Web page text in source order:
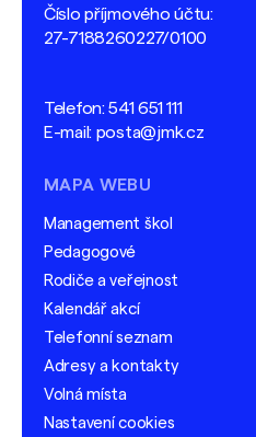
Číslo příjmového účtu:
27-7188260227/0100
Telefon:541 651 111
E-mail: posta@jmk.cz
MAPA WEBU
Management škol
Pedagogové
Rodiče a veřejnost
Kalendář akcí
Telefonní seznam
Adresy a kontakty
Volná místa
Nastavení cookies